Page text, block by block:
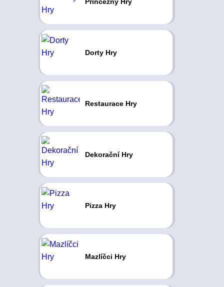
Dorty Hry
Restaurace Hry
Dekorační Hry
Pizza Hry
Mazlíčci Hry